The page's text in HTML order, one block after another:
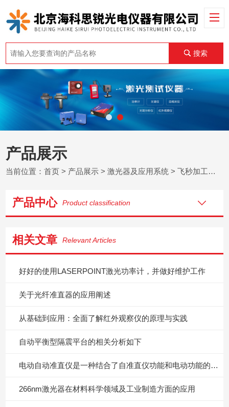
搜索
产品展示
当前位置：首页 > 产品展示 >激光器及应用系统 >飞秒加工设备(WOP)
产品中心 Product classification
相关文章 Relevant Articles
好好的使用LASERPOINT激光功率计，并做好维护工作
关于光纤准直器的应用阐述
从基础到应用：全面了解红外观察仪的原理与实践
自动平衡型隔震平台的相关分析如下
电动自动准直仪是一种结合了自准直仪功能和电动功能的设备
266nm激光器在材料科学领域及工业制造方面的应用